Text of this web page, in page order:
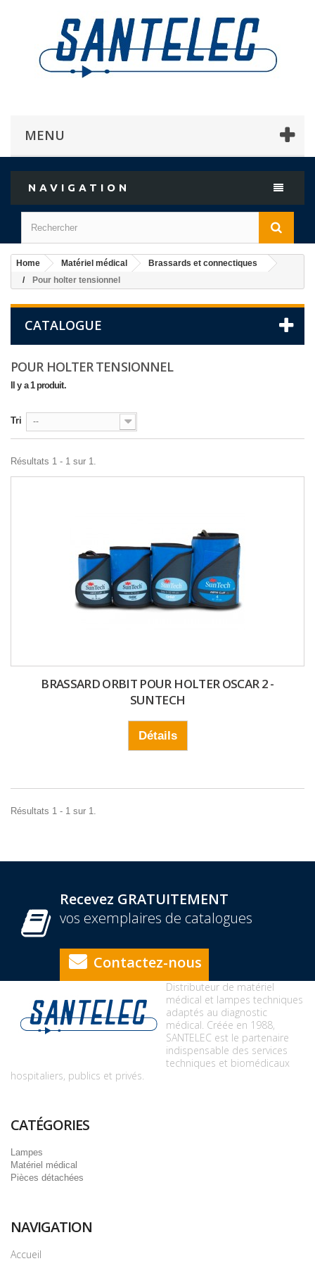
MENU
NAVIGATION
Home Matériel médical
Brassards et connectiques
Pour holter tensionnel
CATALOGUE
POUR HOLTER TENSIONNEL
Il y a 1 produit.
Tri --
Résultats 1 - 1 sur 1.
BRASSARD ORBIT POUR HOLTER OSCAR 2 -
SUNTECH
Détails
Résultats 1 - 1 sur 1.
Recevez GRATUITEMENT
vos exemplaires de catalogues
Contactez-nous
Distributeur de matériel
médical et lampes techniques
adaptés au diagnostic
médical. Créée en 1988,
SANTELEC est le partenaire
indispensable des services
techniques et biomédicaux
hospitaliers, publics et privés.
CATÉGORIES
Lampes
Matériel médical
Pièces détachées
NAVIGATION
Accueil